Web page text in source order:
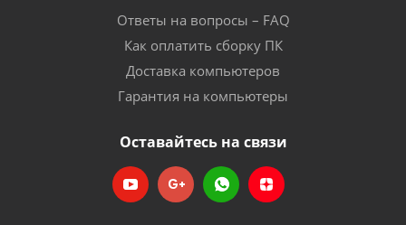
Ответы на вопросы – FAQ
Как оплатить сборку ПК
Доставка компьютеров
Гарантия на компьютеры
Оставайтесь на связи